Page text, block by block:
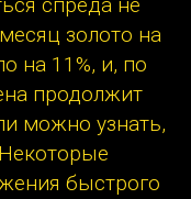
золото на
на 11%, и, по
продолжит
можно узнать,
быстрого